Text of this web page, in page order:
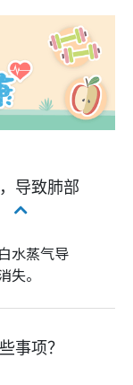
导致肺部
水蒸气导
。
事项？